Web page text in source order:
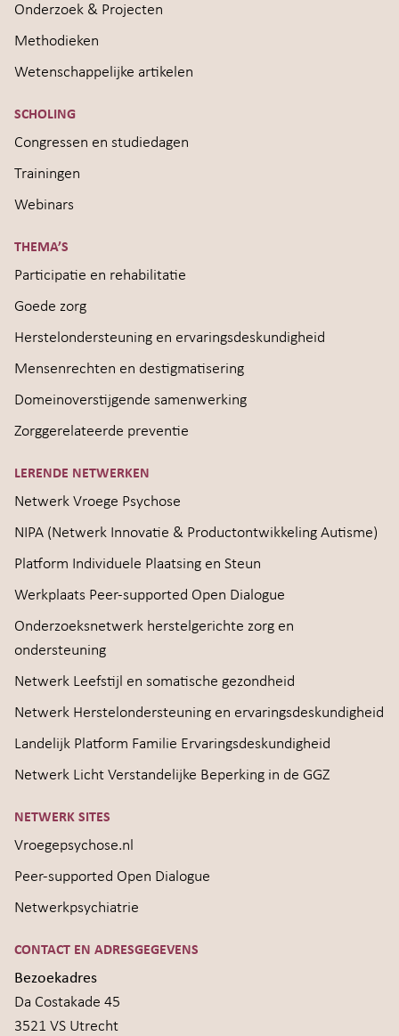
Onderzoek & Projecten
Methodieken
Wetenschappelijke artikelen
SCHOLING
Congressen en studiedagen
Trainingen
Webinars
THEMA’S
Participatie en rehabilitatie
Goede zorg
Herstelondersteuning en ervaringsdeskundigheid
Mensenrechten en destigmatisering
Domeinoverstijgende samenwerking
Zorggerelateerde preventie
LERENDE NETWERKEN
Netwerk Vroege Psychose
NIPA (Netwerk Innovatie & Productontwikkeling Autisme)
Platform Individuele Plaatsing en Steun
Werkplaats Peer-supported Open Dialogue
Onderzoeksnetwerk herstelgerichte zorg en
ondersteuning
Netwerk Leefstijl en somatische gezondheid
Netwerk Herstelondersteuning en ervaringsdeskundigheid
Landelijk Platform Familie Ervaringsdeskundigheid
Netwerk Licht Verstandelijke Beperking in de GGZ
NETWERK SITES
Vroegepsychose.nl
Peer-supported Open Dialogue
Netwerkpsychiatrie
CONTACT EN ADRESGEGEVENS
Bezoekadres
Da Costakade 45
3521 VS Utrecht